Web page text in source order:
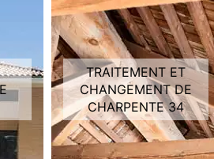
TRAITEMENT ET
CHANGEMENT DE
CHARPENTE 34